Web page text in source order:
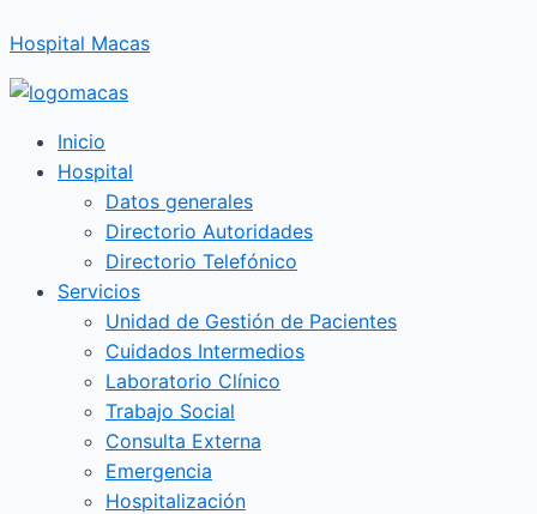
al
contenido
Hospital Macas
Inicio
Hospital
Datos generales
Directorio Autoridades
Directorio Telefónico
Servicios
Unidad de Gestión de Pacientes
Cuidados Intermedios
Laboratorio Clínico
Trabajo Social
Consulta Externa
Emergencia
Hospitalización